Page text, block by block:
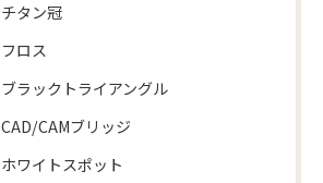
チタン冠
フロス
ブラックトライアングル
CAD/CAMブリッジ
ホワイトスポット